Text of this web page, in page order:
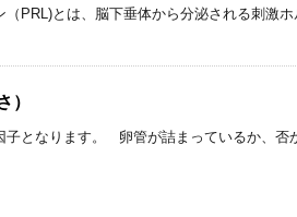
PRL)とは、脳下垂体から分泌される刺激
）
となります。 卵管が詰まっているか、否